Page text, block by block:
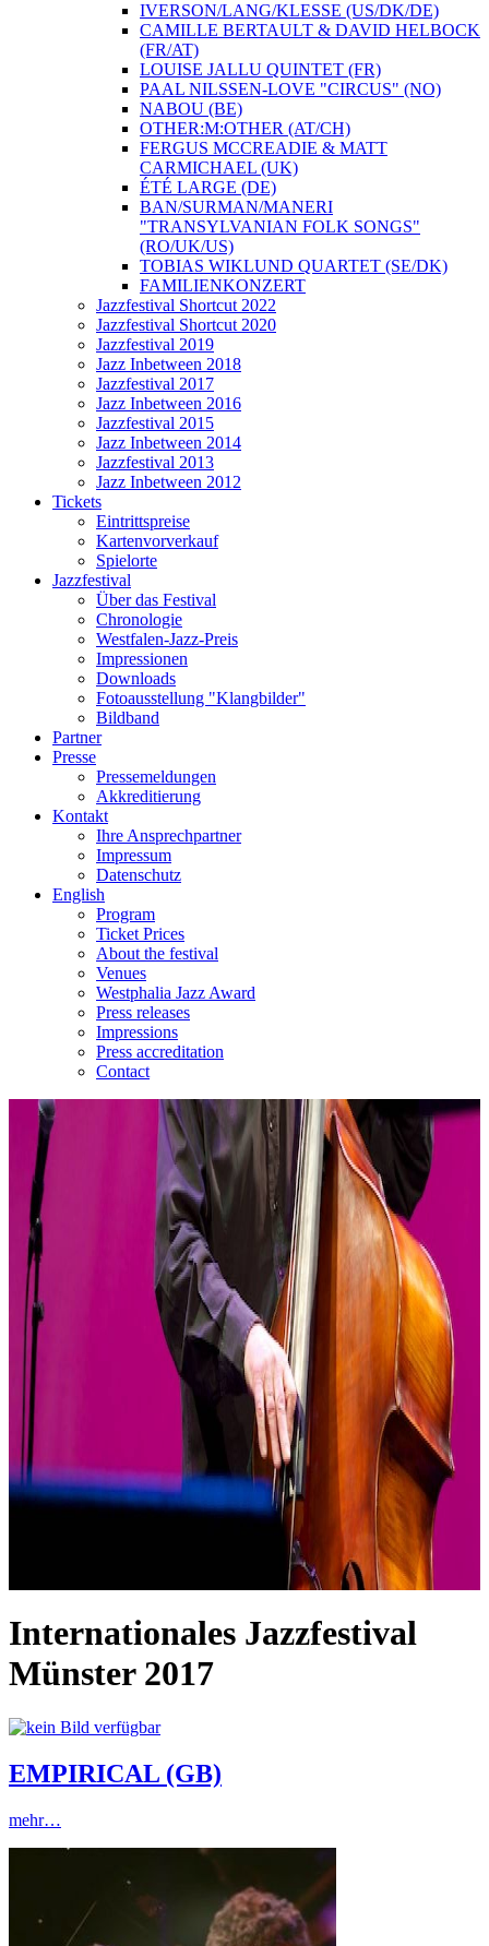
IVERSON/LANG/KLESSE (US/DK/DE)
CAMILLE BERTAULT & DAVID HELBOCK
(FR/AT)
LOUISE JALLU QUINTET (FR)
PAAL NILSSEN-LOVE "CIRCUS" (NO)
NABOU (BE)
OTHER:M:OTHER (AT/CH)
FERGUS MCCREADIE & MATT
CARMICHAEL (UK)
ÉTÉ LARGE (DE)
BAN/SURMAN/MANERI
"TRANSYLVANIAN FOLK SONGS"
(RO/UK/US)
TOBIAS WIKLUND QUARTET (SE/DK)
FAMILIENKONZERT
Jazzfestival Shortcut 2022
Jazzfestival Shortcut 2020
Jazzfestival 2019
Jazz Inbetween 2018
Jazzfestival 2017
Jazz Inbetween 2016
Jazzfestival 2015
Jazz Inbetween 2014
Jazzfestival 2013
Jazz Inbetween 2012
Tickets
Eintrittspreise
Kartenvorverkauf
Spielorte
Jazzfestival
Über das Festival
Chronologie
Westfalen-Jazz-Preis
Impressionen
Downloads
Fotoausstellung "Klangbilder"
Bildband
Partner
Presse
Pressemeldungen
Akkreditierung
Kontakt
Ihre Ansprechpartner
Impressum
Datenschutz
English
Program
Ticket Prices
About the festival
Venues
Westphalia Jazz Award
Press releases
Impressions
Press accreditation
Contact
Internationales Jazzfestival
Münster 2017
EMPIRICAL (GB)
mehr…